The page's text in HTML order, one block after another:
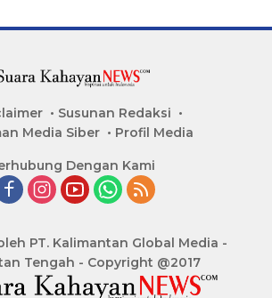
Susunan Redaksi
Media Siber
Profil Media
Dengan Kami
PT. Kalimantan Global Media -
Tengah - Copyright @2017